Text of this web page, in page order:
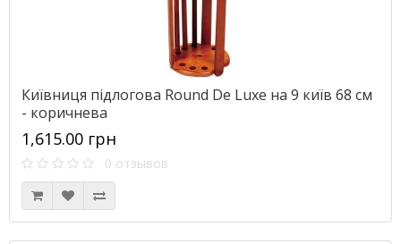
Київниця підлогова Round De Luxe на 9 київ 68 см
- коричнева
1,615.00 грн
0 отзывов